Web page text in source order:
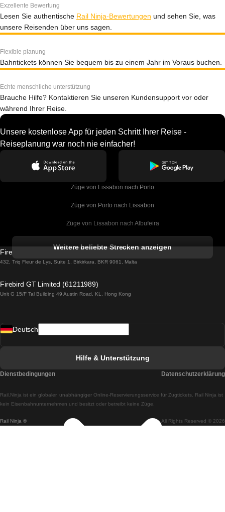
Exzellente Bewertung
Lesen Sie authentische Rail Ninja-Bewertungen und sehen Sie, was
unsere Reisenden über uns sagen.
Flexible planung
Bahntickets können Sie bequem bis zu einem Jahr im Voraus buchen.
Echte menschliche unterstützung
Brauche Hilfe? Kontaktieren Sie unseren Kundensupport vor oder
während Ihrer Reise.
Unsere kostenlose App für jeden Schritt Ihrer Reise -
Reiseplanung war noch nie einfacher!
Züge von Lissabon nach Porto
Züge von Porto nach Lissabon
Züge von Lissabon nach Albufeira
Züge von Lissabon nach Lagos
Züge von Lissabon nach Madrid
Züge von Lissabon nach Braga
Züge von Braga nach Lissabon
Weitere beliebte Strecken anzeigen
Firebird GT Limited (OC 1451)
432, Triq Fleur de Lys, Suite 1, Birkirkara, BKR 9061, Malta
Firebird GT Limited (61211989)
Unit G 15/F Tal Building 49 Austin Road, KL, Hong Kong
Rail Ninja ® All Rights Reserved © 2026
Rail.Ninja ist ein globaler, unabhängiger Online-Reservierungsservice für Zugtickets. Rail Ninja ist
kein Eisenbahnunternehmen und besitzt oder betreibt keine Züge.
Deutsch
Hilfe & Unterstützung
Dienstbedingungen Datenschutzerklärung